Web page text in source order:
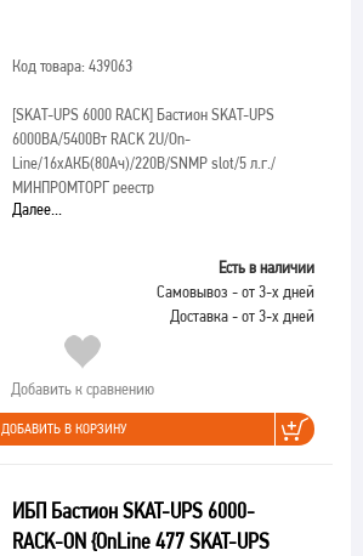
Код товара: 439063
[SKAT-UPS 6000 RACK]Бастион SKAT-UPS
6000ВА/5400Вт RACK 2U/On-
Line/16хАКБ(80Ач)/220В/SNMP slot/5 л.г./
МИНПРОМТОРГ реестр
Далее...
Есть в наличии
Самовывоз - от 3-х дней
Доставка - от 3-х дней
Добавить к сравнению
ДОБАВИТЬ В КОРЗИНУ
ИБП Бастион SKAT-UPS 6000-
RACK-ON {OnLine 477 SKAT-UPS